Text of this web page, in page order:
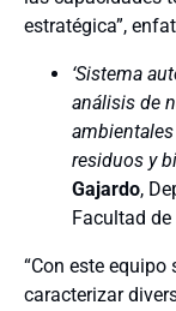
estratégica”,
‘Sistema
análisis de
residuos y
Gajardo,
Facultad
“Con este
caracterizar